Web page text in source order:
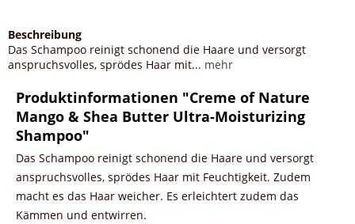
Beschreibung
Das Schampoo reinigt schonend die Haare und versorgt
anspruchsvolles, sprödes Haar mit... mehr
Produktinformationen "Creme of Nature
Mango & Shea Butter Ultra-Moisturizing
Shampoo"
Das Schampoo reinigt schonend die Haare und versorgt
anspruchsvolles, sprödes Haar mit Feuchtigkeit. Zudem
macht es das Haar weicher. Es erleichtert zudem das
Kämmen und entwirren.